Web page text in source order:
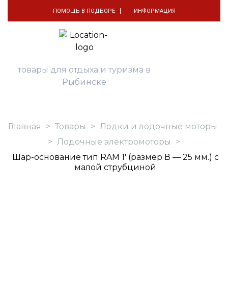
ПОМОЩЬ В ПОДБОРЕ ИНФОРМАЦИЯ
товары для отдыха и туризма в
Рыбинске
Главная > Товары > Лодки и лодочные моторы
> Лодочные электромоторы
>
Шар-основание тип RAM 1′ (размер В — 25 мм.) с
малой струбциной